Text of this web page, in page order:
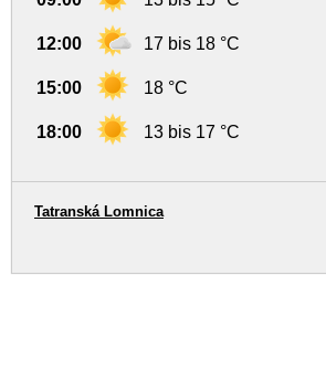
12:00 17 bis 18 °C
15:00 18 °C
18:00 13 bis 17 °C
Tatranská Lomnica